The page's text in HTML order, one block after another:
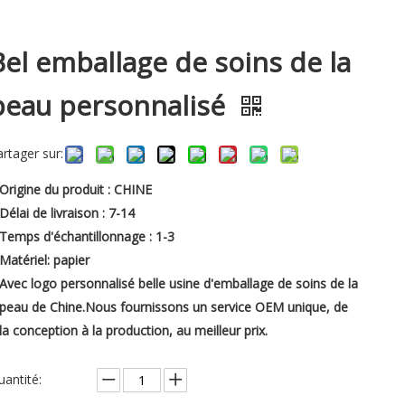
emballage de soins de la
personnalisé
sur:
Origine du produit : CHINE
Délai de livraison : 7-14
Temps d'échantillonnage : 1-3
Matériel: papier
Avec logo personnalisé belle usine d'emballage de soins de la
peau de Chine.Nous fournissons un service OEM unique, de
la conception à la production, au meilleur prix.